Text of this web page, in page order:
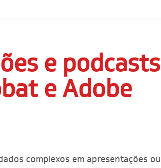
e podcasts
e Adobe
complexos em apresentações ou